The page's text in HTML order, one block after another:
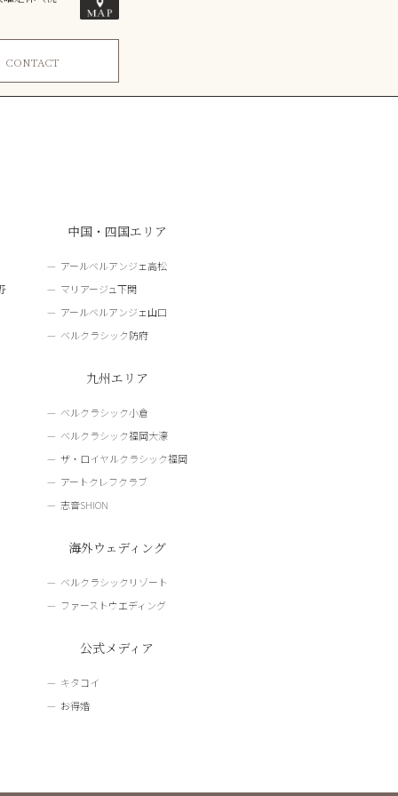
CONTACT
中国・四国エリア
アールベルアンジェ高松
マリアージュ下関
アールベルアンジェ山口
ベルクラシック防府
九州エリア
ベルクラシック小倉
ベルクラシック福岡大濠
ザ・ロイヤルクラシック福岡
アートクレフクラブ
志音SHION
海外ウェディング
ベルクラシックリゾート
ファーストウエディング
公式メディア
キタコイ
お得婚